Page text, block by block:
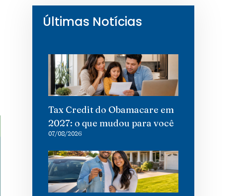
Últimas Notícias
Tax Credit do Obamacare em
2027: o que mudou para você
07/08/2026